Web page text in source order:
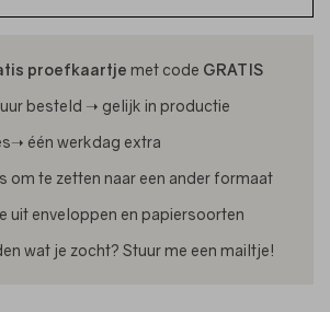
proefkaartje met code GRATIS
besteld ➝ gelijk in productie
één werkdag extra
om te zetten naar een ander formaat
uit enveloppen en papiersoorten
wat je zocht? Stuur me een mailtje!